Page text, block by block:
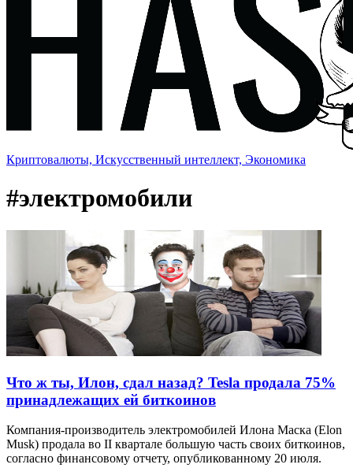
Криптовалюты, Искусственный интеллект, Экономика
#электромобили
Что ж ты, Илон, сдал назад? Tesla продала 75%
принадлежащих ей биткоинов
Компания-производитель электромобилей Илона Маска (Elon
Musk) продала во II квартале большую часть своих биткоинов,
согласно финансовому отчету, опубликованному 20 июля.